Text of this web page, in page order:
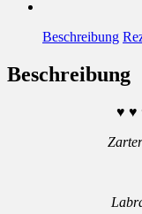
Beschreibung
Beschreibung
♥ ♥